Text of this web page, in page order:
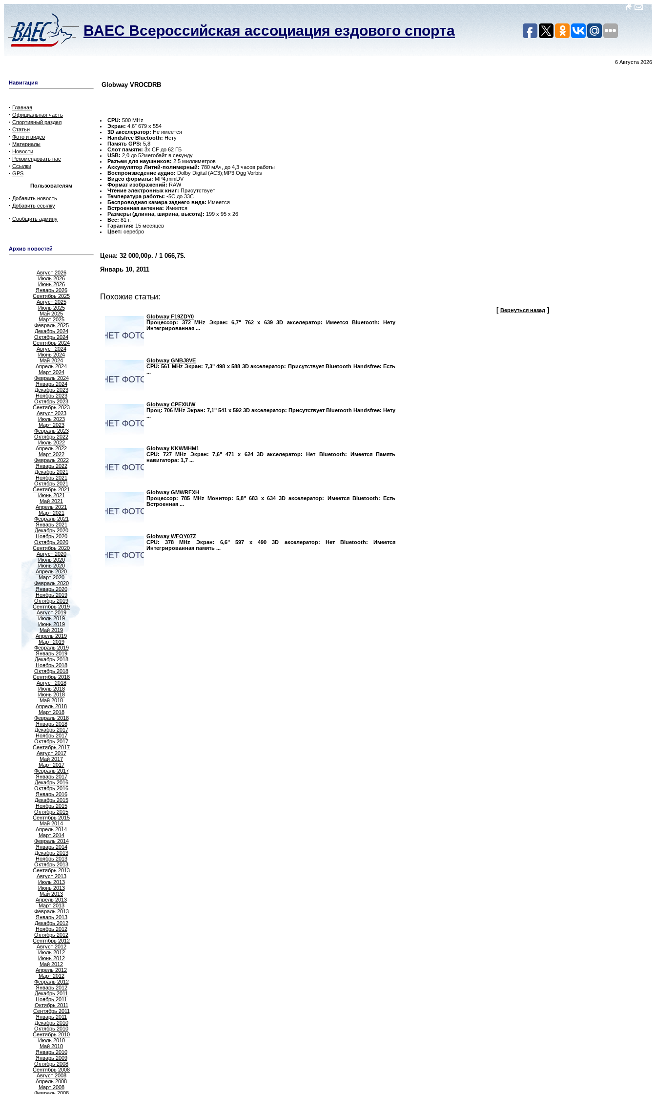
ВАЕС Всероссийская ассоциация ездового спорта
6 Августа 2026
Навигация
· Главная
· Официальная часть
· Спортивный раздел
· Статьи
· Фото и видео
· Материалы
· Новости
· Рекомендовать нас
· Ссылки
· GPS
Пользователям
· Добавить новость
· Добавить ссылку
· Сообщить админу
Архив новостей
Август 2026
Июль 2026
Июнь 2026
Январь 2026
Сентябрь 2025
Август 2025
Июль 2025
Май 2025
Март 2025
Февраль 2025
Декабрь 2024
Октябрь 2024
Сентябрь 2024
Август 2024
Июнь 2024
Май 2024
Апрель 2024
Март 2024
Февраль 2024
Январь 2024
Декабрь 2023
Ноябрь 2023
Октябрь 2023
Сентябрь 2023
Август 2023
Июль 2023
Март 2023
Февраль 2023
Октябрь 2022
Июль 2022
Апрель 2022
Март 2022
Февраль 2022
Январь 2022
Декабрь 2021
Ноябрь 2021
Октябрь 2021
Сентябрь 2021
Июнь 2021
Май 2021
Апрель 2021
Март 2021
Февраль 2021
Январь 2021
Декабрь 2020
Ноябрь 2020
Октябрь 2020
Сентябрь 2020
Август 2020
Июль 2020
Июнь 2020
Апрель 2020
Март 2020
Февраль 2020
Январь 2020
Ноябрь 2019
Октябрь 2019
Сентябрь 2019
Август 2019
Июль 2019
Июнь 2019
Май 2019
Апрель 2019
Март 2019
Февраль 2019
Январь 2019
Декабрь 2018
Ноябрь 2018
Октябрь 2018
Сентябрь 2018
Август 2018
Июль 2018
Июнь 2018
Май 2018
Апрель 2018
Март 2018
Февраль 2018
Январь 2018
Декабрь 2017
Ноябрь 2017
Октябрь 2017
Сентябрь 2017
Август 2017
Май 2017
Март 2017
Февраль 2017
Январь 2017
Декабрь 2016
Октябрь 2016
Январь 2016
Декабрь 2015
Ноябрь 2015
Октябрь 2015
Сентябрь 2015
Май 2014
Апрель 2014
Март 2014
Февраль 2014
Январь 2014
Декабрь 2013
Ноябрь 2013
Октябрь 2013
Сентябрь 2013
Август 2013
Июль 2013
Июнь 2013
Май 2013
Апрель 2013
Март 2013
Февраль 2013
Январь 2013
Декабрь 2012
Ноябрь 2012
Октябрь 2012
Сентябрь 2012
Август 2012
Июль 2012
Июнь 2012
Май 2012
Апрель 2012
Март 2012
Февраль 2012
Январь 2012
Декабрь 2011
Ноябрь 2011
Октябрь 2011
Сентябрь 2011
Январь 2011
Декабрь 2010
Октябрь 2010
Сентябрь 2010
Июль 2010
Май 2010
Январь 2010
Январь 2009
Октябрь 2008
Сентябрь 2008
Август 2008
Апрель 2008
Март 2008
Globway VROCDRB
CPU: 500 MHz
Экран: 4,6″ 679 x 554
3D акселератор: Не имеется
Handsfree Bluetooth: Нету
Память GPS: 5,8
Слот памяти: 3x CF до 62 ГБ
USB: 2,0 до 52мегобайт в секунду
Разъем для наушников: 2.5 миллиметров
Аккумулятор Литий-полимерный: 780 мАч, до 4,3 часов работы
Воспроизведение аудио: Dolby Digital (AC3);MP3;Ogg Vorbis
Видео форматы: MP4;miniDV
Формат изображений: RAW
Чтение электронных книг: Присутствует
Температура работы: -5C до 33C
Беспроводная камера заднего вида: Имеется
Встроенная антенна: Имеется
Размеры (длинна, ширина, высота): 199 x 95 x 26
Вес: 81 г.
Гарантия: 15 месяцев
Цвет: серебро
Цена: 32 000,00р. / 1 066,7$.
Январь 10, 2011
Похожие статьи:
Globway F19ZDY0
Процессор: 372 MHz Экран: 6,7" 762 x 639 3D акселератор: Имеется Bluetooth: Нету
Интегрированная ...
Globway GNBJ8VE
CPU: 561 MHz Экран: 7,3" 498 x 588 3D акселератор: Присутствует Bluetooth Handsfree: Есть
...
Globway CPEXIUW
Проц: 706 MHz Экран: 7,1" 541 x 592 3D акселератор: Присутствует Bluetooth Handsfree: Нету
...
Globway KKWMHM1
CPU: 727 MHz Экран: 7,6" 471 x 624 3D акселератор: Нет Bluetooth: Имеется Память
навигатора: 1,7 ...
Globway GMWRFXH
Процессор: 785 MHz Монитор: 5,8" 683 x 634 3D акселератор: Имеется Bluetooth: Есть
Встроенная ...
Globway WFOY07Z
CPU: 378 MHz Экран: 6,6" 597 x 490 3D акселератор: Нет Bluetooth: Имеется
Интегрированная память ...
[ Вернуться назад ]